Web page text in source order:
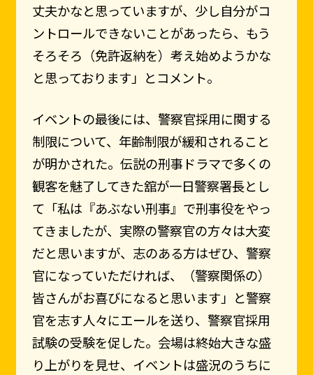
丈夫かなと思っていますが、少し自分がコ
ントロールできないことがあったら、もう
そろそろ（免許返納を）考え始めようかな
と思っております」とコメント。
イベントの最後には、警察官採用に関する
制限について、年齢制限が緩和されること
が明かされた。伝説の刑事ドラマで多くの
観客を魅了してきた舘が一日警察署長とし
て「私は『あぶない刑事』で刑事役をやっ
てきましたが、実際の警察官の方々は大変
だと思いますが、志のある方はぜひ、警察
官になっていただければ、（警察関係の）
皆さんがお喜びになると思います」と警察
官を志す人々にエールを送り、警察官採用
試験の受験を促した。会場は終始大きな盛
り上がりを見せ、イベントは盛況のうちに